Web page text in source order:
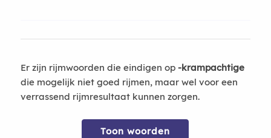
Er zijn rijmwoorden die eindigen op -krampachtige
die mogelijk niet goed rijmen, maar wel voor een
verrassend rijmresultaat kunnen zorgen.
Toon woorden